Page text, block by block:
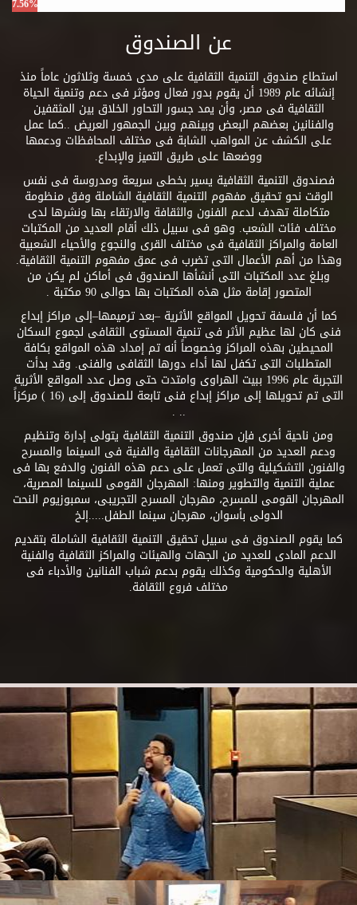
7.56%
عن الصندوق
استطاع صندوق التنمية الثقافية على مدى خمسة وثلاثون عاماً منذ
إنشائه عام 1989 أن يقوم بدور فعال ومؤثر فى دعم وتنمية الحياة
الثقافية فى مصر، وأن يمد جسور التحاور الخلاق بين المثقفين
والفنانين بعضهم البعض وبينهم وبين الجمهور العريض ..كما عمل
على الكشف عن المواهب الشابة فى مختلف المحافظات ودعمها
ووضعها على طريق التميز والإبداع.
فصندوق التنمية الثقافية يسير بخطى سريعة ومدروسة فى نفس
الوقت نحو تحقيق مفهوم التنمية الثقافية الشاملة وفق منظومة
متكاملة تهدف لدعم الفنون والثقافة والارتقاء بها ونشرها لدى
مختلف فئات الشعب. وهو فى سبيل ذلك أقام العديد من المكتبات
العامة والمراكز الثقافية فى مختلف القرى والنجوع والأحياء الشعبية
وهذا من أهم الأعمال التى تضرب فى عمق مفهوم التنمية الثقافية.
وبلغ عدد المكتبات التى أنشأها الصندوق فى أماكن لم يكن من
المتصور إقامة مثل هذه المكتبات بها حوالى 90 مكتبة .
كما أن فلسفة تحويل المواقع الأثرية –بعد ترميمها–إلى مراكز إبداع
فنى كان لها عظيم الأثر فى تنمية المستوى الثقافى لجموع السكان
المحيطين بهذه المراكز وخصوصاً أنه تم إمداد هذه المواقع بكافة
المتطلبات التى تكفل لها أداء دورها الثقافى والفنى. وقد بدأت
التجربة عام 1996 ببيت الهراوى وامتدت حتى وصل عدد المواقع الأثرية
التى تم تحويلها إلى مراكز إبداع فنى تابعة للصندوق إلى (16 ) مركزاً
.. .
ومن ناحية أخرى فإن صندوق التنمية الثقافية يتولى إدارة وتنظيم
ودعم العديد من المهرجانات الثقافية والفنية فى السينما والمسرح
والفنون التشكيلية والتى تعمل على دعم هذه الفنون والدفع بها فى
عملية التنمية والتطوير ومنها: المهرجان القومى للسينما المصرية،
المهرجان القومى للمسرح، مهرجان المسرح التجريبى، سمبوزيوم النحت
الدولى بأسوان، مهرجان سينما الطفل.....إلخ
كما يقوم الصندوق فى سبيل تحقيق التنمية الثقافية الشاملة بتقديم
الدعم المادى للعديد من الجهات والهيئات والمراكز الثقافية والفنية
الأهلية والحكومية وكذلك يقوم بدعم شباب الفنانين والأدباء فى
مختلف فروع الثقافة.